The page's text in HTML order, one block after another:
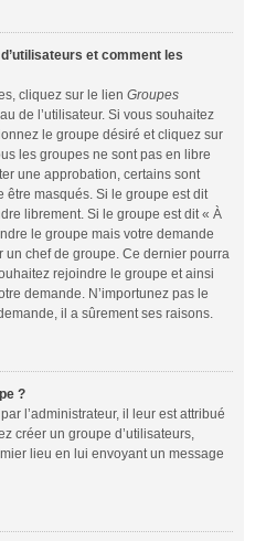
et comment les
cliquez sur le lien Groupes
de l’utilisateur. Si vous souhaitez
le groupe désiré et cliquez sur
les groupes ne sont pas en libre
une approbation, certains sont
être masqués. Si le groupe est dit
librement. Si le groupe est dit « À
le groupe mais votre demande
un chef de groupe. Ce dernier pourra
rejoindre le groupe et ainsi
demande. N’importunez pas le
il a sûrement ses raisons.
?
l’administrateur, il leur est attribué
créer un groupe d’utilisateurs,
lieu en lui envoyant un message